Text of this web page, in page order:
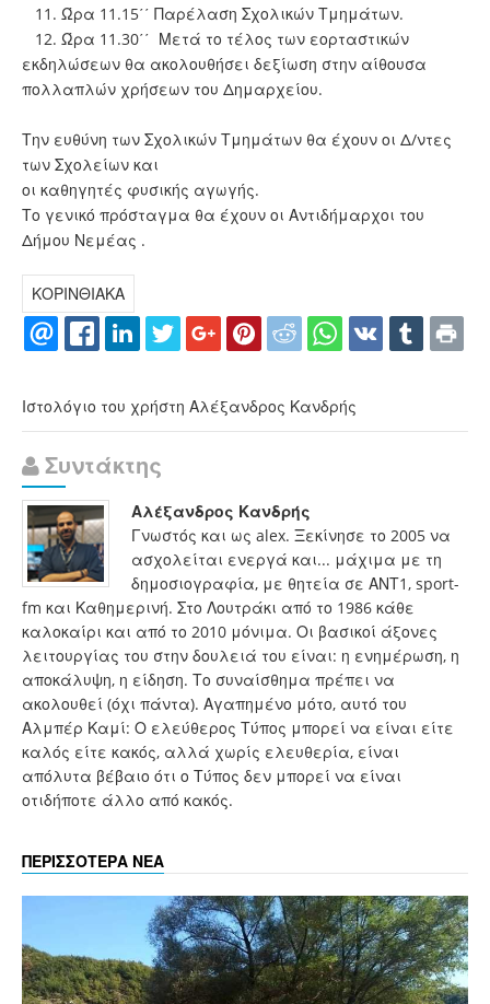
11. Ώρα 11.15΄΄ Παρέλαση Σχολικών Τμημάτων.
12. Ώρα 11.30΄΄ Μετά το τέλος των εορταστικών
εκδηλώσεων θα ακολουθήσει δεξίωση στην αίθουσα
πολλαπλών χρήσεων του Δημαρχείου.
Την ευθύνη των Σχολικών Τμημάτων θα έχουν οι Δ/ντες
των Σχολείων και
οι καθηγητές φυσικής αγωγής.
Το γενικό πρόσταγμα θα έχουν οι Αντιδήμαρχοι του
Δήμου Νεμέας .
ΚΟΡΙΝΘΙΑΚΑ
Ιστολόγιο του χρήστη Αλέξανδρος Κανδρής
Συντάκτης
Αλέξανδρος Κανδρής
Γνωστός και ως alex. Ξεκίνησε το 2005 να
ασχολείται ενεργά και... μάχιμα με τη
δημοσιογραφία, με θητεία σε ΑΝΤ1, sport-
fm και Καθημερινή. Στο Λουτράκι από το 1986 κάθε
καλοκαίρι και από το 2010 μόνιμα. Οι βασικοί άξονες
λειτουργίας του στην δουλειά του είναι: η ενημέρωση, η
αποκάλυψη, η είδηση. Το συναίσθημα πρέπει να
ακολουθεί (όχι πάντα). Αγαπημένο μότο, αυτό του
Αλμπέρ Καμί: Ο ελεύθερος Τύπος μπορεί να είναι είτε
καλός είτε κακός, αλλά χωρίς ελευθερία, είναι
απόλυτα βέβαιο ότι ο Τύπος δεν μπορεί να είναι
οτιδήποτε άλλο από κακός.
ΠΕΡΙΣΣΟΤΕΡΑ ΝΕΑ